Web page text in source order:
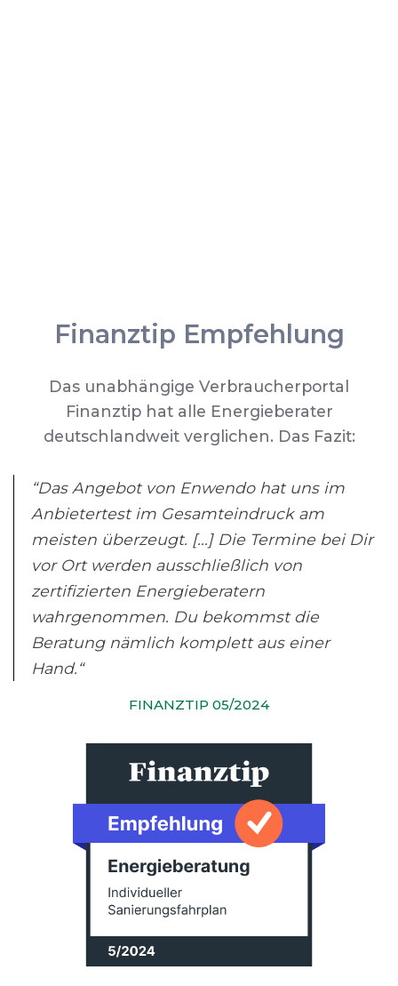
Finanztip Empfehlung
Das unabhängige Verbraucherportal
Finanztip hat alle Energieberater
deutschlandweit verglichen. Das Fazit:
“Das Angebot von Enwendo hat uns im
Anbietertest im Gesamteindruck am
meisten überzeugt. [...] Die Termine bei Dir
vor Ort werden ausschließlich von
zertifizierten Energieberatern
wahrgenommen. Du bekommst die
Beratung nämlich komplett aus einer
Hand.“
FINANZTIP 05/2024